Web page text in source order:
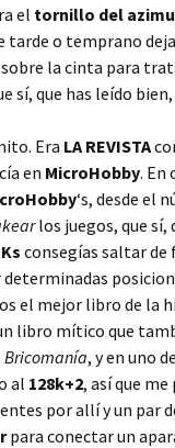
el tornillo del
tarde o temprano
la cinta para
sí, que has leído
Era LA REVISTA
en MicroHobby. En
‘s, desde el
los juegos, que sí,
consegías saltar de
el mejor libro de la
libro mítico que
Bricomanía, y en uno
al 128k+2, así que me
por allí y un par
para conectar un